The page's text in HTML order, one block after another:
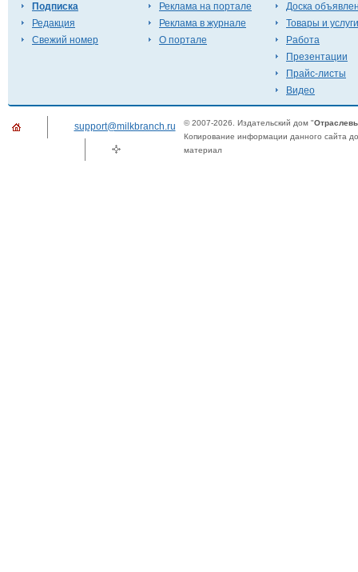
Подписка
Редакция
Свежий номер
Реклама на портале
Реклама в журнале
О портале
Доска
Товары и услуги
Работа
Презентации
Прайс-листы
Видео
support@milkbranch.ru © 2007-2026. Издательский дом "
Копирование информации данного сайта
материал